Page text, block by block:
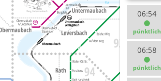
06:54
pünktlich
06:58
pünktlich